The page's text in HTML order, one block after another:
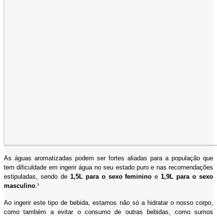
As águas aromatizadas podem ser fortes aliadas para a população que
tem dificuldade em ingerir água no seu estado puro e nas recomendações
estipuladas, sendo de 1,5L para o sexo feminino e1,9L para o sexo
masculino .¹
Ao ingerir este tipo de bebida, estamos não só a hidratar o nosso corpo,
como também a evitar o consumo de outras bebidas, como sumos